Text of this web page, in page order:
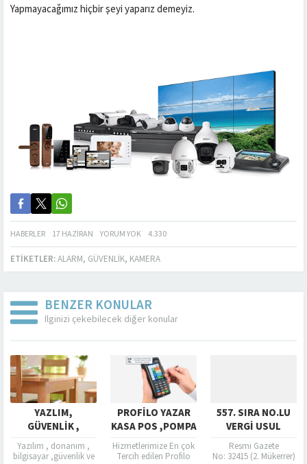
Yapmayacağımız hiçbir şeyi yaparız demeyiz.
HABERLER 17 HAZIRAN YORUM YOK 4.330
ETIKETLER:ALARM, GÜVENLIK, KAMERA
BENZER KONULAR
İlginizi çekebilecek diğer konular
YAZLIM,
GÜVENLIK ,
DONANIM ,
BILGISAYAR VE
Yazılım , donanım ,
bilgisayar ,güvenlik ve
PROFILO YAZAR
KASA POS ,POMPA
SATIŞ VE SERVISI
Hizmetlerimize En çok
Tercih edilen Profilo
557. SIRA NO.LU
VERGI USUL
KANUNU GENEL
TEBLIĞ
Resmi Gazete
No: 32415 (2. Mükerrer)